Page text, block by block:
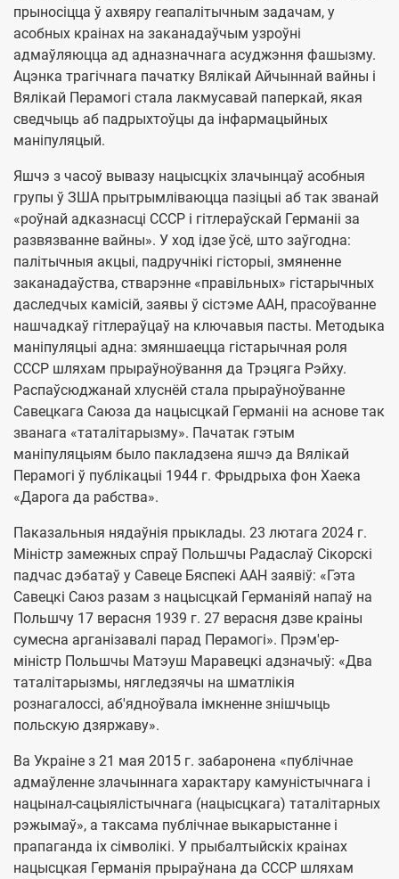
прыносіцца ў ахвяру геапалітычным задачам, у
асобных краінах на заканадаўчым узроўні
адмаўляюцца ад адназначнага асуджэння фашызму.
Ацэнка трагічнага пачатку Вялікай Айчыннай вайны і
Вялікай Перамогі стала лакмусавай паперкай, якая
сведчыць аб падрыхтоўцы да інфармацыйных
маніпуляцый.
Яшчэ з часоў вывазу нацысцкіх злачынцаў асобныя
групы ў ЗША прытрымліваюцца пазіцыі аб так званай
«роўнай адказнасці СССР і гітлераўскай Германіі за
развязванне вайны». У ход ідзе ўсё, што заўгодна:
палітычныя акцыі, падручнікі гісторыі, змяненне
заканадаўства, стварэнне «правільных» гістарычных
даследчых камісій, заявы ў сістэме ААН, прасоўванне
нашчадкаў гітлераўцаў на ключавыя пасты. Методыка
маніпуляцыі адна: змяншаецца гістарычная роля
СССР шляхам прыраўноўвання да Трэцяга Рэйху.
Распаўсюджанай хлуснёй стала прыраўноўванне
Савецкага Саюза да нацысцкай Германіі на аснове так
званага «таталітарызму». Пачатак гэтым
маніпуляцыям было пакладзена яшчэ да Вялікай
Перамогі ў публікацыі 1944 г. Фрыдрыха фон Хаека
«Дарога да рабства».
Паказальныя нядаўнія прыклады. 23 лютага 2024 г.
Міністр замежных спраў Польшчы Радаслаў Сікорскі
падчас дэбатаў у Савеце Бяспекі ААН заявіў: «Гэта
Савецкі Саюз разам з нацысцкай Германіяй напаў на
Польшчу 17 верасня 1939 г. 27 верасня дзве краіны
сумесна арганізавалі парад Перамогі». Прэм'ер-
міністр Польшчы Матэуш Маравецкі адзначыў: «Два
таталітарызмы, нягледзячы на шматлікія
рознагалоссі, аб'ядноўвала імкненне знішчыць
польскую дзяржаву».
Ва Украіне з 21 мая 2015 г. забаронена «публічнае
адмаўленне злачыннага характару камуністычнага і
нацынал-сацыялістычнага (нацысцкага) таталітарных
рэжымаў», а таксама публічнае выкарыстанне і
прапаганда іх сімволікі. У прыбалтыйскіх краінах
нацысцкая Германія прыраўнана да СССР шляхам